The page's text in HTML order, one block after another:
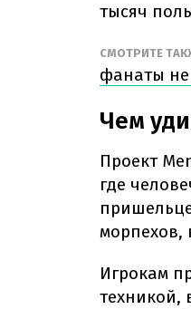
тысяч
СМОТРИТЕ
фанаты не
Чем
Проект
где
морпехов,
Игрокам
техникой,